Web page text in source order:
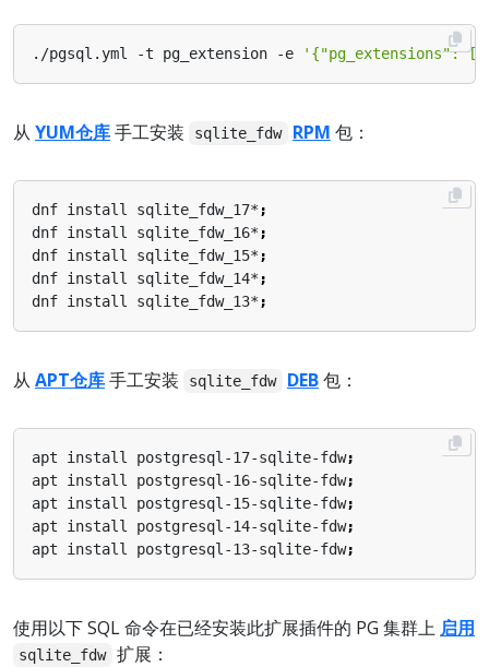
./pgsql.yml -t pg_extension -e '{"pg_extensions":
从 YUM仓库手工安装 sqlite_fdw RPM 包：
dnf install sqlite_fdw_17* ;
dnf install sqlite_fdw_16* ;
dnf install sqlite_fdw_15* ;
dnf install sqlite_fdw_14* ;
dnf install sqlite_fdw_13* ;
从 APT仓库手工安装 sqlite_fdw DEB包：
apt install postgresql-17-sqlite-fdw;
apt install postgresql-16-sqlite-fdw;
apt install postgresql-15-sqlite-fdw;
apt install postgresql-14-sqlite-fdw;
apt install postgresql-13-sqlite-fdw;
使用以下 SQL 命令在已经安装此扩展插件的 PG 集群上 启用
sqlite_fdw 扩展：